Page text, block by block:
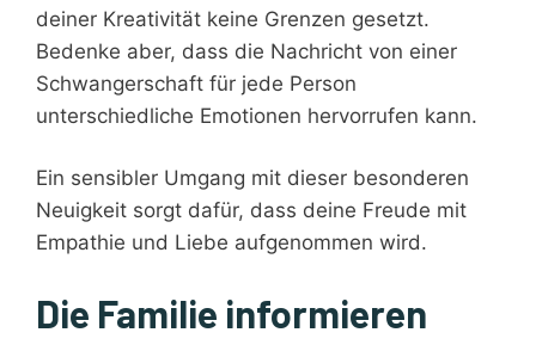
deiner Kreativität keine Grenzen gesetzt.
Bedenke aber, dass die Nachricht von einer
Schwangerschaft für jede Person
unterschiedliche Emotionen hervorrufen kann.
Ein sensibler Umgang mit dieser besonderen
Neuigkeit sorgt dafür, dass deine Freude mit
Empathie und Liebe aufgenommen wird.
Die Familie informieren